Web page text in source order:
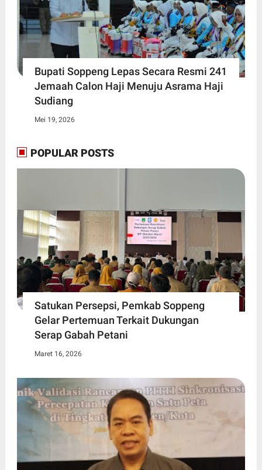
Bupati Soppeng Lepas Secara Resmi 241
Jemaah Calon Haji Menuju Asrama Haji
Sudiang
Mei 19, 2026
POPULAR POSTS
Satukan Persepsi, Pemkab Soppeng
Gelar Pertemuan Terkait Dukungan
Serap Gabah Petani
Maret 16, 2026